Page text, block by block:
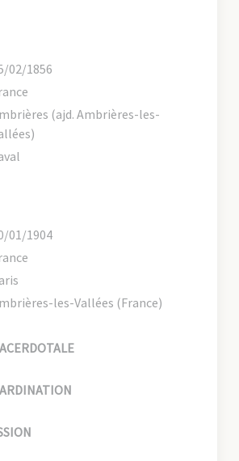
02/1856
(ajd. Ambrières-les-
01/1904
les-Vallées (France)